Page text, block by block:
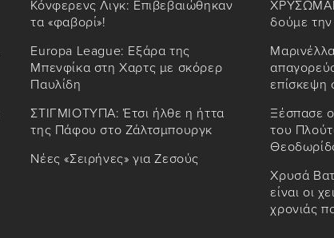
Κόνφερενς Λιγκ: Επιβεβαιώθηκαν
τα «φαβορί»!
Europa League: Εξάρα της
Μπενφίκα στη Χαρτς με σκόρερ
Παυλίδη
ΣΤΙΓΜΙΟΤΥΠΑ: Έτσι ήλθε η ήττα
της Πάφου στο Ζάλτσμπουργκ
Νέες «Σειρήνες» για Ζεσούς
δούμε
επίσκεψη
Ξέσπασε
του
Χρυσά
είναι οι
χρονιάς